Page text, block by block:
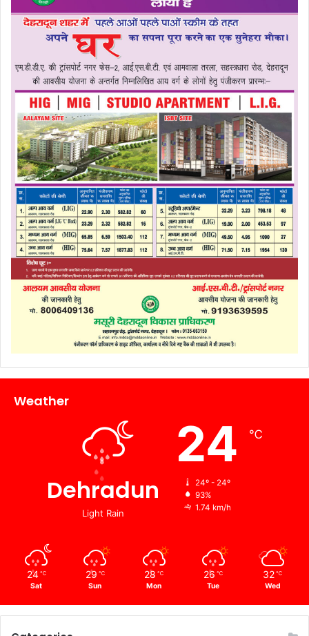
Weather
Dehradun
Light Rain
24 ℃
24º - 24º
93%
1.74 km/h
24 ℃
Sat
29 ℃
Sun
28 ℃
Mon
26 ℃
Tue
32 ℃
Wed